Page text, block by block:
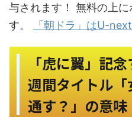
与されます！ 無料の上
す。
「朝ドラ」はU-next
「虎に翼」記
週間タイトル
通す？」の意味